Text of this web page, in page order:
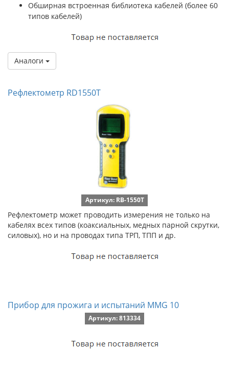
Обширная встроенная библиотека кабелей (более 60
типов кабелей)
Аналоги
Рефлектометр RD1550T
Артикул: RB-1550T
Рефлектометр может проводить измерения не только на
кабелях всех типов (коаксиальных, медных парной скрутки,
силовых), но и на проводах типа ТРП, ТПП и др.
Прибор для прожига и испытаний MMG 10
Артикул: 813334